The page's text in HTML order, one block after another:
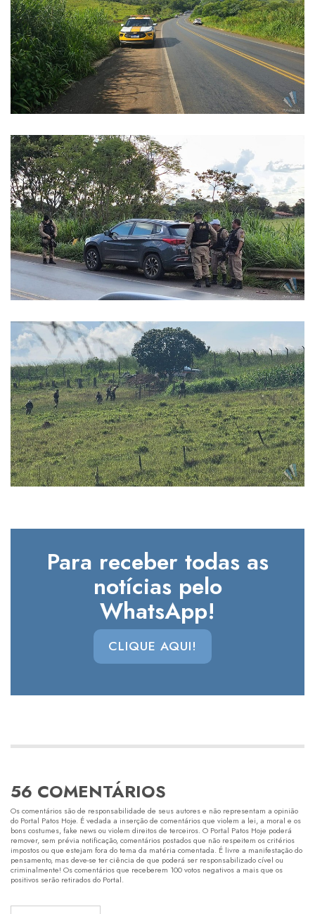
Para receber todas as
notícias pelo
WhatsApp!
CLIQUE AQUI!
56 COMENTÁRIOS
Os comentários são de responsabilidade de seus autores e não representam a opinião
do Portal Patos Hoje. É vedada a inserção de comentários que violem a lei, a moral e os
bons costumes, fake news ou violem direitos de terceiros. O Portal Patos Hoje poderá
remover, sem prévia notificação, comentários postados que não respeitem os critérios
impostos ou que estejam fora do tema da matéria comentada. É livre a manifestação do
pensamento, mas deve-se ter ciência de que poderá ser responsabilizado cível ou
criminalmente! Os comentários que receberem 100 votos negativos a mais que os
positivos serão retirados do Portal.